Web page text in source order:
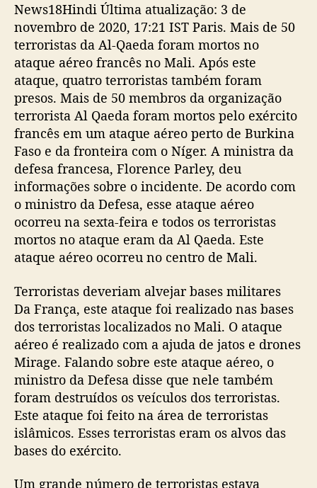
News18Hindi Última atualização: 3 de
novembro de 2020, 17:21 IST Paris. Mais de 50
terroristas da Al-Qaeda foram mortos no
ataque aéreo francês no Mali. Após este
ataque, quatro terroristas também foram
presos. Mais de 50 membros da organização
terrorista Al Qaeda foram mortos pelo exército
francês em um ataque aéreo perto de Burkina
Faso e da fronteira com o Níger. A ministra da
defesa francesa, Florence Parley, deu
informações sobre o incidente. De acordo com
o ministro da Defesa, esse ataque aéreo
ocorreu na sexta-feira e todos os terroristas
mortos no ataque eram da Al Qaeda. Este
ataque aéreo ocorreu no centro de Mali.
Terroristas deveriam alvejar bases militares
Da França, este ataque foi realizado nas bases
dos terroristas localizados no Mali. O ataque
aéreo é realizado com a ajuda de jatos e drones
Mirage. Falando sobre este ataque aéreo, o
ministro da Defesa disse que nele também
foram destruídos os veículos dos terroristas.
Este ataque foi feito na área de terroristas
islâmicos. Esses terroristas eram os alvos das
bases do exército.
Um grande número de terroristas estava